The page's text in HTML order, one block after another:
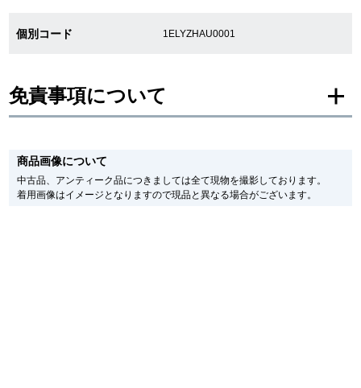
ภาษาไทย
商品画像について
中古品、アンティーク品につきましては全て現物を撮影しております。
着用画像はイメージとなりますので現品と異なる場合がございます。
個別コード 1ELYZHAU0001
免責事項について
メーカー保護シールの有無に個体差がございますのでご了承下さいませ。
また、メーカーにてマイナーチェンジがなされる場合がございますが、在庫品
の仕様で販売させていただきますので予めご了承の程お願いいたします。
尚、中古品、アンティーク品につきましては現品を撮影しております。